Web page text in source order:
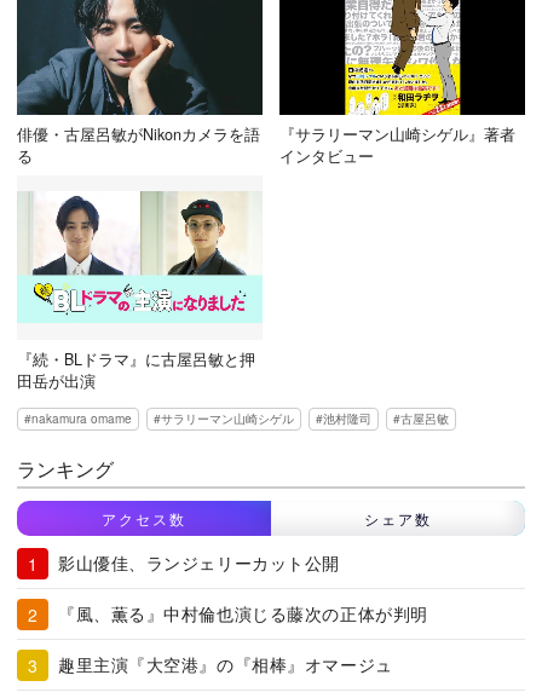
俳優・古屋呂敏がNikonカメラを語
る
『サラリーマン山崎シゲル』著者
インタビュー
『続・BLドラマ』に古屋呂敏と押
田岳が出演
nakamura omame サラリーマン山崎シゲル 池村隆司 古屋呂敏
ランキング
アクセス数 シェア数
影山優佳、ランジェリーカット公開
『風、薫る』中村倫也演じる藤次の正体が判明
趣里主演『大空港』の『相棒』オマージュ